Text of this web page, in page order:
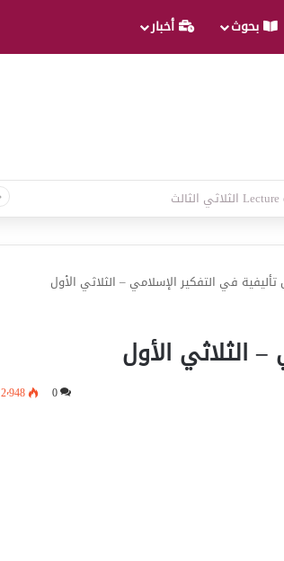
بحوث أخبار
الثالث
في التفكير الإسلامي – الثلاثي الأول
الثلاثي الأول
0 2٬948